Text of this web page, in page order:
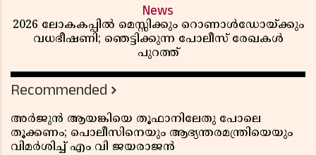
News
2026 ലോകകപ്പിൽ മെസ്സിക്കും റൊണാൾഡോയ്ക്കും
വധഭീഷണി; ഞെട്ടിക്കുന്ന പോലീസ് രേഖകൾ
പുറത്ത്
Recommended
അർജുൻ ആയങ്കിയെ തൂഫാനിലേതു പോലെ
തൂക്കണം; പൊലീസിനെയും ആഭ്യന്തരമന്ത്രിയെയും
വിമർശിച്ച് എം വി ജയരാജൻ